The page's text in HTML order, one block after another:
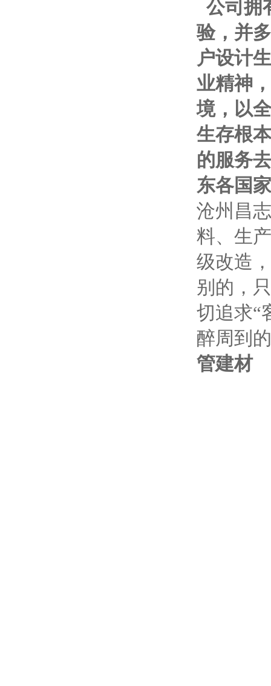
公司拥
验，并
户设计
业精神
境，以
生存根
的服务
东各国
沧州昌
料、生
级改造
别的，
切追求“
醉周到
管建材